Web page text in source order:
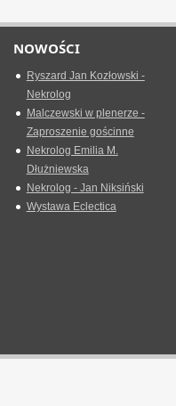
NOWOŚCI
Ryszard Jan Kozłowski -
Nekrolog
Malczewski w plenerze -
Zaproszenie gościnne
Nekrolog Emilia M.
Dłużniewska
Nekrolog - Jan Niksiński
Wystawa Eclectica